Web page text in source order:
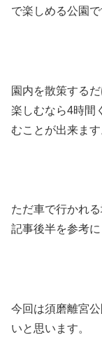
で楽しめる公園で
園内を散策する
楽しむなら4時間
むことが出来ます
ただ車で行かれ
記事後半を参考
今回は須磨離宮
いと思います。